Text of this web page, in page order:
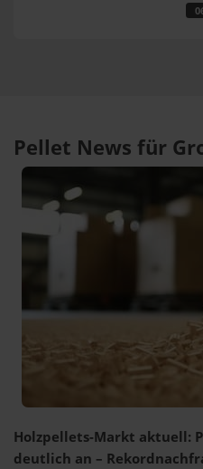
Pellet News für
Holzpellets-Markt aktuell:
deutlich an –